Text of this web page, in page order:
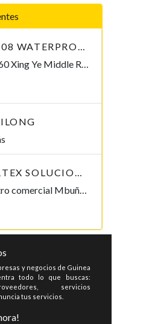
PH-08 WATERPROOF PEN-TYPE SOIL PH METER
NO.60 Xing Ye Middle Road Fuan Fujian China , 355019,
VERTEX SOLUCIONES S.L.
Centro comercial Mbuña Bocamba, primera planta. Bata, Litoral , Guinea Ecuatorial
y negocios de Guinea
todo lo que buscas:
servicios
tus servicios.